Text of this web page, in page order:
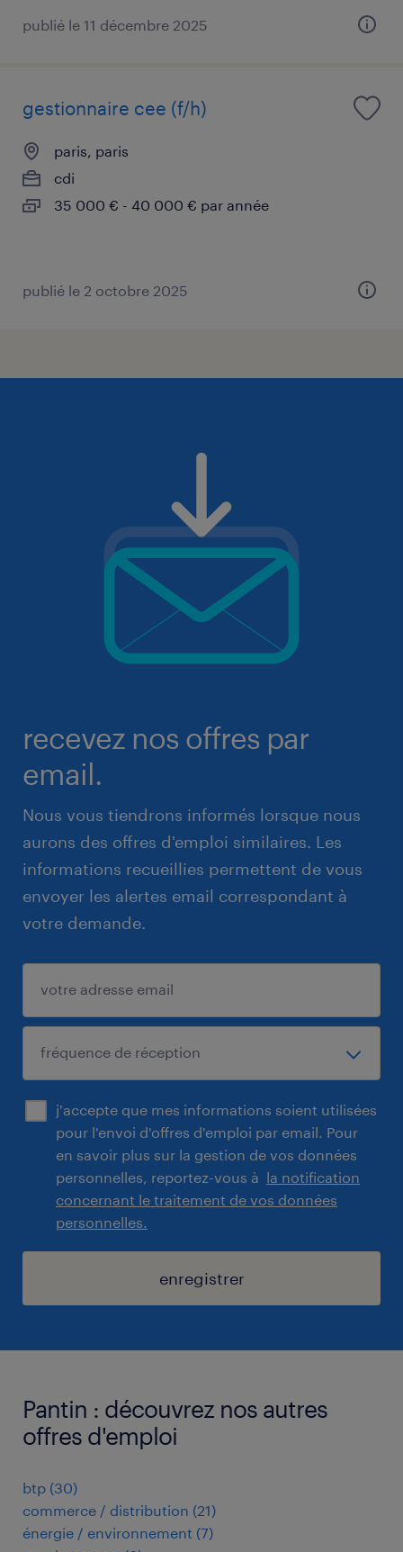
publié le 11 décembre 2025
gestionnaire cee (f/h)
paris, paris
cdi
35 000 € - 40 000 € par année
publié le 2 octobre 2025
recevez nos offres par
email.
Nous vous tiendrons informés lorsque nous
aurons des offres d'emploi similaires. Les
informations recueillies permettent de vous
envoyer les alertes email correspondant à
votre demande.
j'accepte que mes informations soient utilisées
pour l'envoi d'offres d'emploi par email. Pour
en savoir plus sur la gestion de vos données
personnelles, reportez-vous à la notification
concernant le traitement de vos données
personnelles.
enregistrer
Pantin : découvrez nos autres
offres d'emploi
btp (30)
commerce / distribution (21)
énergie / environnement (7)